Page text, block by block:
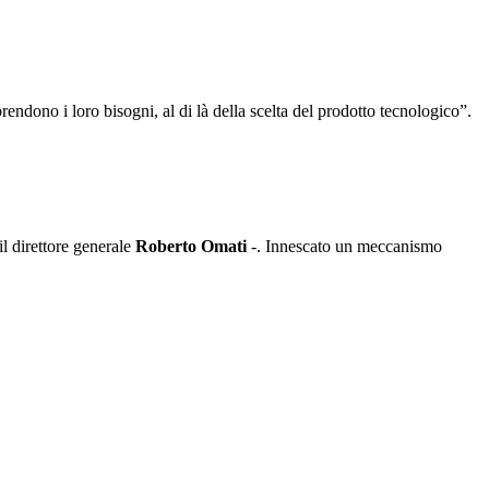
i loro bisogni, al di là della scelta del prodotto tecnologico”.
direttore generale Roberto Omati -. Innescato un meccanismo